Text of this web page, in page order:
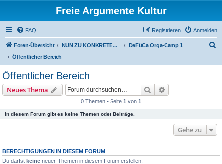
Freie Argumente Kultur
FAQ Anmelden
Registrieren
Foren-Übersicht NUN ZU KONKRETEN AKTIONEN U PROJEKTEN, ALS WICHTIGSTES AUSSER-PARLAMENTARISCHE KOMMUNEN WIE DAS DeFüCa
DeFüCa Orga-Camp 1
Öffentlicher Bereich
Öffentlicher Bereich
Neues Thema Suche
0 Themen • Seite 1 von 1
In diesem Forum gibt es keine Themen oder Beiträge.
Gehe zu
BERECHTIGUNGEN IN DIESEM FORUM
Du darfst keine neuen Themen in diesem Forum erstellen.